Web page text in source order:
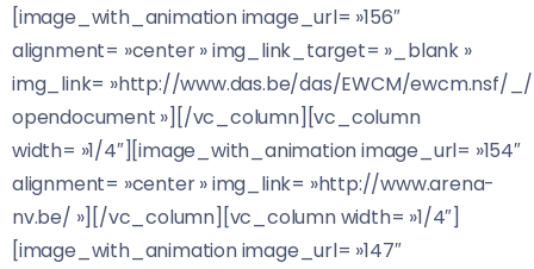
[image_with_animation image_url= »156″
alignment= »center » img_link_target= »_blank »
img_link= »http://www.das.be/das/EWCM/ewcm.nsf/_/
opendocument »][/vc_column][vc_column
width= »1/4″][image_with_animation image_url= »154″
alignment= »center » img_link= »http://www.arena-
nv.be/ »][/vc_column][vc_column width= »1/4″]
[image_with_animation image_url= »147″